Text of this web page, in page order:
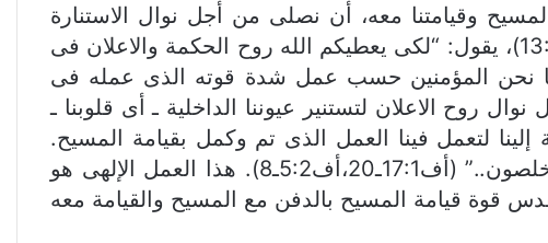
وقيامتنا معه، أن نصلى من أجل نوال الاستنارة
بالروح القدس. كما يقول الرسول لأهل أفسس بعد ان آمنوا بالمسيح وختموا بالروح القدس (أف13:1)، يقول: “لكى يعطيكم الله روح الحكمة والاعلان فى
نحن المؤمنين حسب عمل شدة قوته الذى عمله فى
روح الاعلان لتستنير عيوننا الداخلية ـ أى قلوبنا ـ
لتعمل فينا العمل الذى تم وكمل بقيامة المسيح.
ولذلك يكمل الرسول قائلاً “ونحن أموات بالخطايا أحيانا مع المسيح وأقامنا معه.. بالنعمة أنتم مخلصون..” (أف17:1ـ20،أف5:2ـ8). هذا العمل الإلهى هو
قوة قيامة المسيح بالدفن مع المسيح والقيامة معه